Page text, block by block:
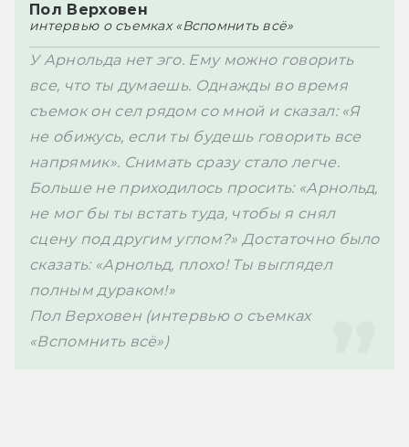
Пол Верховен
интервью о съемках «Вспомнить всё»
У Арнольда нет эго. Ему можно говорить
все, что ты думаешь. Однажды во время
съемок он сел рядом со мной и сказал: «Я
не обижусь, если ты будешь говорить все
напрямик». Снимать сразу стало легче.
Больше не приходилось просить: «Арнольд,
не мог бы ты встать туда, чтобы я снял
сцену под другим углом?» Достаточно было
сказать: «Арнольд, плохо! Ты выглядел
полным дураком!»
Пол Верховен (интервью о съемках
«Вспомнить всё»)